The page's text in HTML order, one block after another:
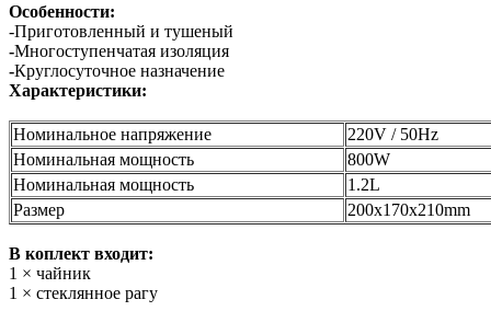
Особенности:
-Приготовленный и тушеный
-Многоступенчатая изоляция
-Круглосуточное назначение
Характеристики:
Номинальное напряжение
220V / 50Hz
Номинальная мощность
800W
Номинальная мощность
1.2L
Размер
200x170x210mm
В коплект входит:
1 × чайник
1 × стеклянное рагу